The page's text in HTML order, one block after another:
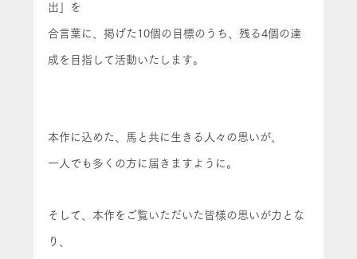
出」を
合言葉に、掲げた10個の目標のうち、残る4個の達
成を目指して活動いたします。
本作に込めた、馬と共に生きる人々の思いが、
一人でも多くの方に届きますように。
そして、本作をご覧いただいた皆様の思いが力とな
り、